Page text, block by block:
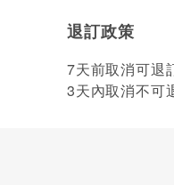
退訂政策
7天前取消可退
3天內取消不可